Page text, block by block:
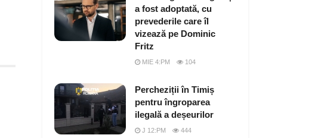
a fost adoptată, cu
prevederile care îl
vizează pe Dominic
Fritz
MIE 4:PM 104
Percheziții în Timiș
pentru îngroparea
ilegală a deșeurilor
J 12:PM 444